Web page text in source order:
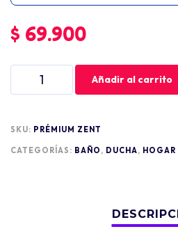
$ 69.900
Añadir al carrito
SKU: PRÉMIUM ZENT
CATEGORÍAS: BAÑO , DUCHA, HOGAR